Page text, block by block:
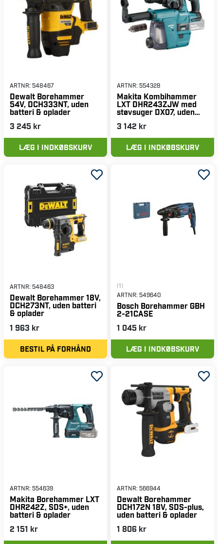
ARTNR: 548467
Dewalt Borehammer
54V, DCH333NT, uden
batteri & oplader
3 245 kr
LÆG I INDKØBSKURV
ARTNR: 554328
Makita Kombihammer
LXT DHR243ZJW med
støvsuger DX07, uden
batteri & oplader.
3 142 kr
LÆG I INDKØBSKURV
ARTNR: 548463
Dewalt Borehammer 18V,
DCH273NT, uden batteri
& oplader
1 963 kr
BESTIL PÅ FORHÅND
(1)
ARTNR: 549640
Bosch Borehammer GBH
2-21CASE
1 045 kr
LÆG I INDKØBSKURV
ARTNR: 554639
Makita Borehammer LXT
DHR242Z, SDS+, uden
batteri & oplader
2 151 kr
ARTNR: 566944
Dewalt Borehammer
DCH172N 18V, SDS-plus,
uden batteri & oplader
1 806 kr